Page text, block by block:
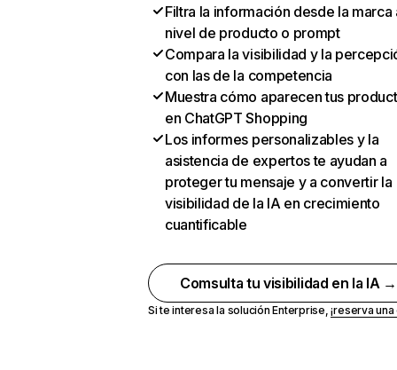
Filtra la información desde la marca
nivel de producto o prompt
Compara la visibilidad y la
con las de la competencia
Muestra cómo aparecen tus
en ChatGPT Shopping
Los informes personalizables y la
asistencia de expertos te ayudan a
proteger tu mensaje y a convertir la
visibilidad de la IA en crecimiento
cuantificable
Comsulta tu visibilidad en la IA →
Si te interesa la solución Enterprise,¡reserva